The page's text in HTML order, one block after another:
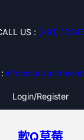
US : (+91)
Login/register
軟Q草莓